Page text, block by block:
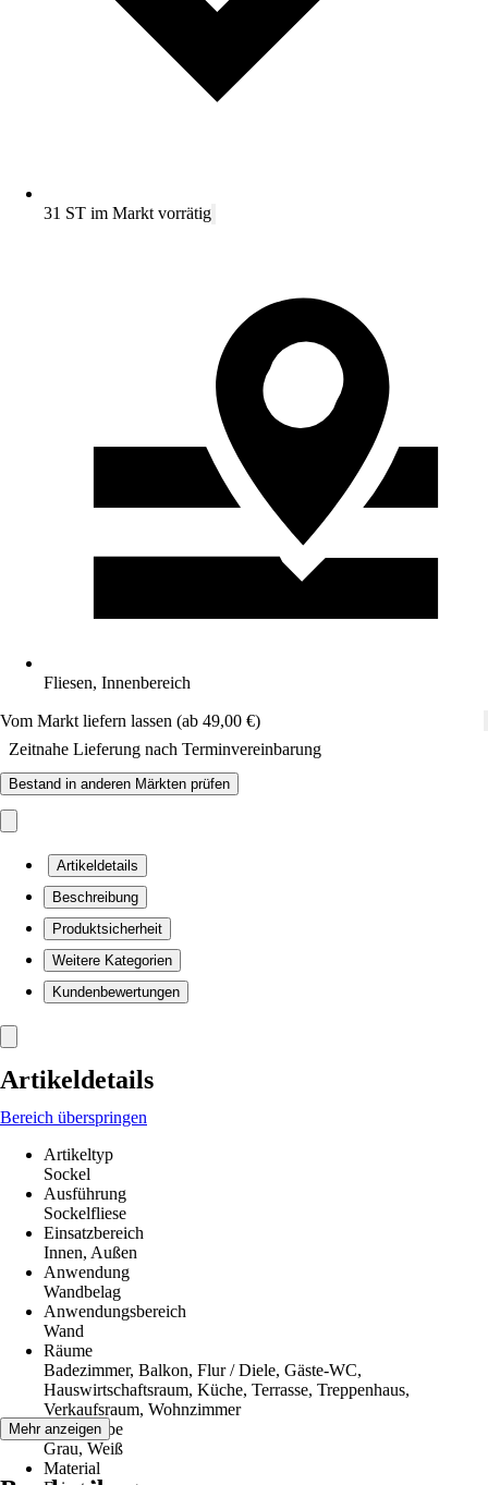
31 ST im Markt vorrätig
Fliesen, Innenbereich
Vom Markt liefern lassen (ab 49,00 €)
Zeitnahe Lieferung nach Terminvereinbarung
Bestand in anderen Märkten prüfen
Artikeldetails
Beschreibung
Produktsicherheit
Weitere Kategorien
Kundenbewertungen
Artikeldetails
Bereich überspringen
Artikeltyp
Sockel
Ausführung
Sockelfliese
Einsatzbereich
Innen, Außen
Anwendung
Wandbelag
Anwendungsbereich
Wand
Räume
Badezimmer, Balkon, Flur / Diele, Gäste-WC,
Hauswirtschaftsraum, Küche, Terrasse, Treppenhaus,
Verkaufsraum, Wohnzimmer
Grundfarbe
Grau, Weiß
Material
Mehr anzeigen